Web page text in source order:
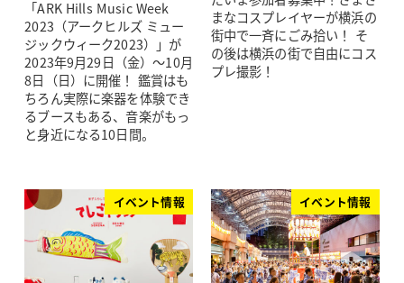
「ARK Hills Music Week
2023（アークヒルズ ミュー
ジックウィーク2023）」が
2023年9月29日（金）～10月
8日（日）に開催！ 鑑賞はも
ちろん実際に楽器を体験でき
るブースもある、音楽がもっ
と身近になる10日間。
まなコスプレイヤーが横浜の
街中で一斉にごみ拾い！ そ
の後は横浜の街で自由にコス
プレ撮影！
イベント情報 イベント情報